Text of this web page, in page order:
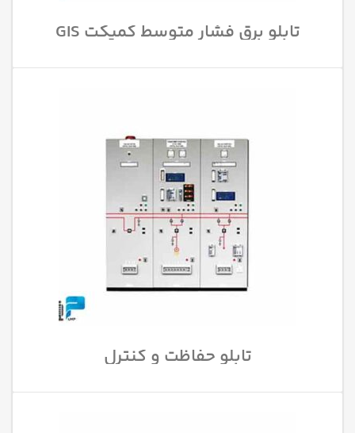
تابلو برق فشار متوسط کمپکت GIS
تابلو حفاظت و کنترل